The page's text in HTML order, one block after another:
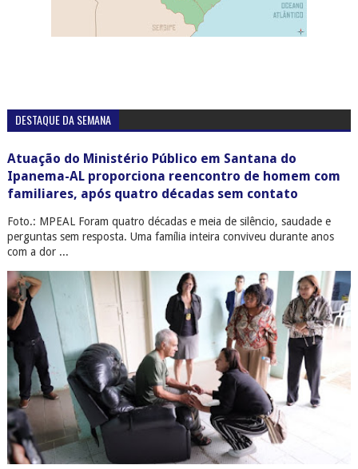
DESTAQUE DA SEMANA
Atuação do Ministério Público em Santana do
Ipanema-AL proporciona reencontro de homem com
familiares, após quatro décadas sem contato
Foto.: MPEAL Foram quatro décadas e meia de silêncio, saudade e
perguntas sem resposta. Uma família inteira conviveu durante anos
com a dor ...